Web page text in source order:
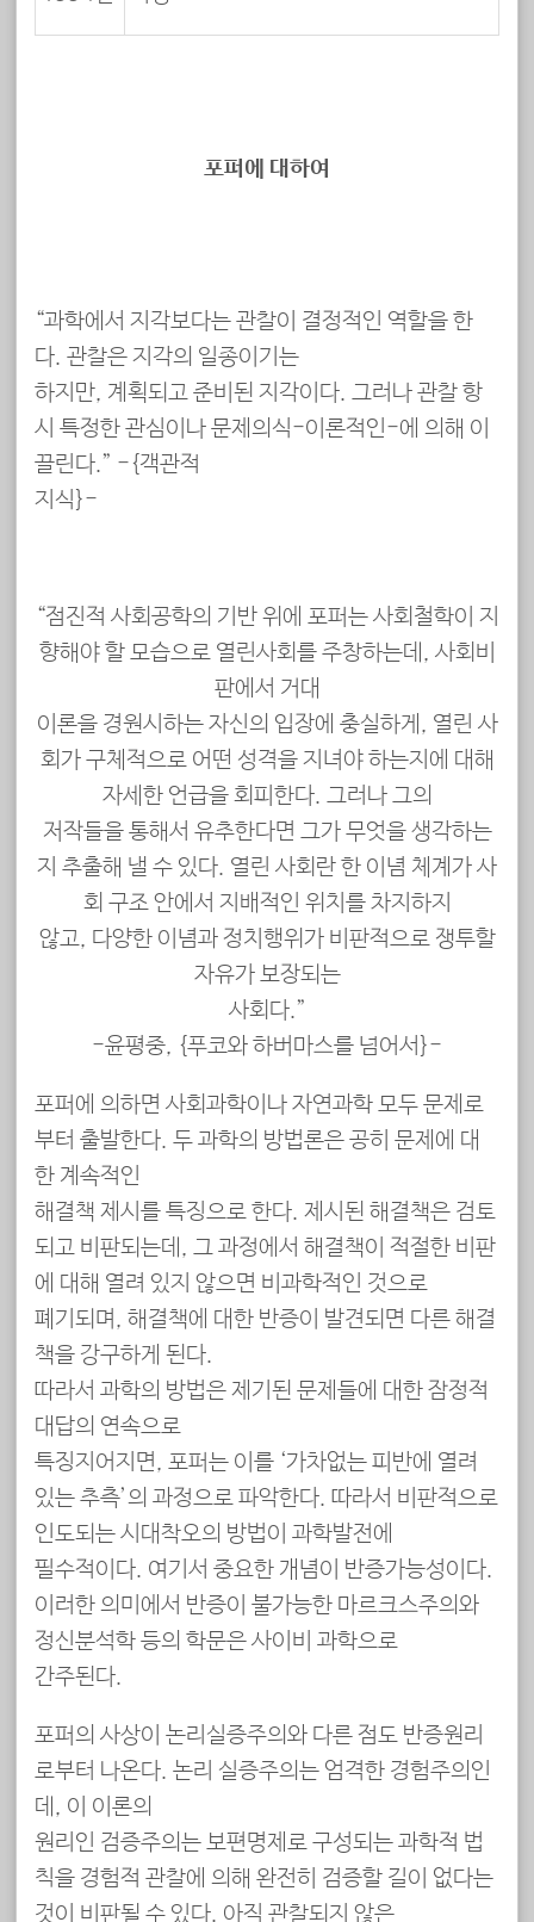
포퍼에 대하여
“과학에서 지각보다는 관찰이 결정적인 역할을 한
다. 관찰은 지각의 일종이기는
하지만, 계획되고 준비된 지각이다. 그러나 관찰 항
시 특정한 관심이나 문제의식-이론적인-에 의해 이
끌린다.” -{객관적
지식}-
“점진적 사회공학의 기반 위에 포퍼는 사회철학이 지
향해야 할 모습으로 열린사회를 주창하는데, 사회비
판에서 거대
이론을 경원시하는 자신의 입장에 충실하게, 열린 사
회가 구체적으로 어떤 성격을 지녀야 하는지에 대해
자세한 언급을 회피한다. 그러나 그의
저작들을 통해서 유추한다면 그가 무엇을 생각하는
지 추출해 낼 수 있다. 열린 사회란 한 이념 체계가 사
회 구조 안에서 지배적인 위치를 차지하지
않고, 다양한 이념과 정치행위가 비판적으로 쟁투할
자유가 보장되는
사회다.”
-윤평중, {푸코와 하버마스를 넘어서}-
포퍼에 의하면 사회과학이나 자연과학 모두 문제로
부터 출발한다. 두 과학의 방법론은 공히 문제에 대
한 계속적인
해결책 제시를 특징으로 한다. 제시된 해결책은 검토
되고 비판되는데, 그 과정에서 해결책이 적절한 비판
에 대해 열려 있지 않으면 비과학적인 것으로
폐기되며, 해결책에 대한 반증이 발견되면 다른 해결
책을 강구하게 된다.
따라서 과학의 방법은 제기된 문제들에 대한 잠정적
대답의 연속으로
특징지어지면, 포퍼는 이를 ‘가차없는 피반에 열려
있는 추측’의 과정으로 파악한다. 따라서 비판적으로
인도되는 시대착오의 방법이 과학발전에
필수적이다. 여기서 중요한 개념이 반증가능성이다.
이러한 의미에서 반증이 불가능한 마르크스주의와
정신분석학 등의 학문은 사이비 과학으로
간주된다.
포퍼의 사상이 논리실증주의와 다른 점도 반증원리
로부터 나온다. 논리 실증주의는 엄격한 경험주의인
데, 이 이론의
원리인 검증주의는 보편명제로 구성되는 과학적 법
칙을 경험적 관찰에 의해 완전히 검증할 길이 없다는
것이 비판될 수 있다. 아직 관찰되지 않은